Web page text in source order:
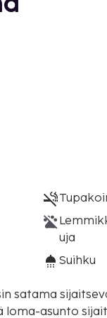
uja
Suihku
satama